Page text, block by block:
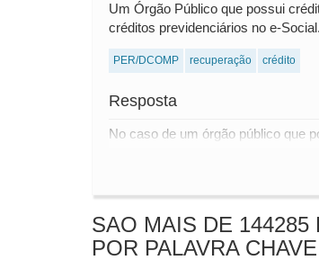
Um Órgão Público que possui
créditos previdenciários no e-
PER/DCOMP recuperação crédito
Resposta
No caso de um órgão público que
SAO MAIS DE 144285
POR PALAVRA